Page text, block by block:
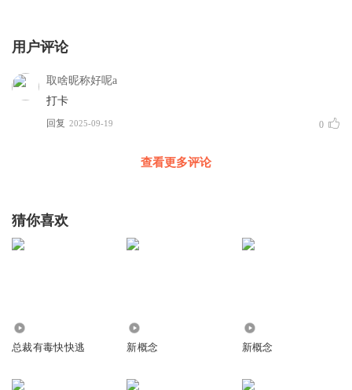
用户评论
取啥昵称好呢a
打卡
回复 2025-09-19 0
查看更多评论
猜你喜欢
总裁有毒快快逃 新概念 新概念